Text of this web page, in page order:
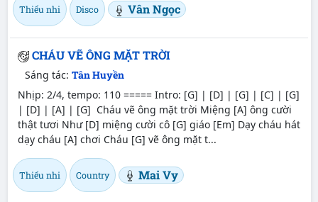
Thiếu nhi Disco Vân Ngọc
CHÁU VẼ ÔNG MẶT TRỜI
Sáng tác: Tân Huyền
Nhịp: 2/4, tempo: 110 ===== Intro: [G] | [D] | [G] | [C] | [G]
| [D] | [A] | [G] Cháu vẽ ông mặt trời Miệng [A] ông cười
thật tươi Như [D] miệng cười cô [G] giáo [Em] Dạy cháu hát
dạy cháu [A] chơi Cháu [G] vẽ ông mặt t...
Thiếu nhi Country Mai Vy